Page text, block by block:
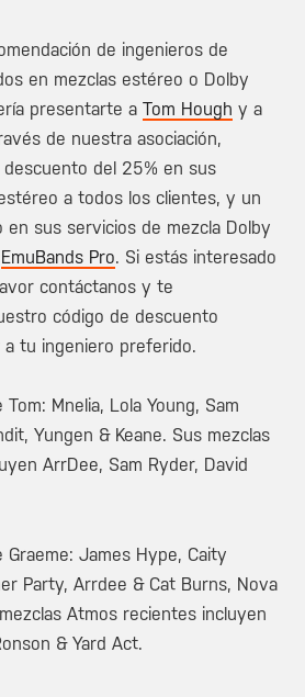
de ingenieros de
en mezclas estéreo o Dolby
presentarte aTom Hough y a
de nuestra asociación,
del 25% en sus
a todos los clientes, y un
sus servicios de mezcla Dolby
EmuBands Pro. Si estás interesado
contáctanos y te
código de descuento
tu ingeniero preferido.
Mnelia, Lola Young, Sam
Yungen & Keane. Sus mezclas
ArrDee, Sam Ryder, David
James Hype, Caity
Party, Arrdee & Cat Burns, Nova
Atmos recientes incluyen
& Yard Act.